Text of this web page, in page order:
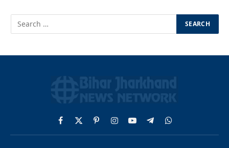
Facebook
X
(Twitter)
PinterestInstagram
YouTubeTelegramWhatsApp